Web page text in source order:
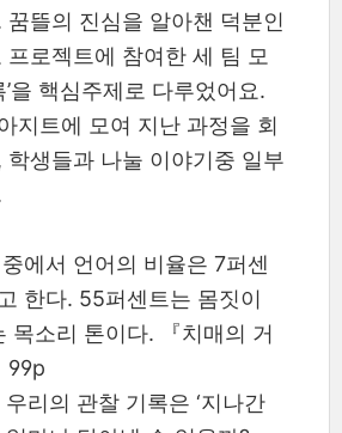
꿈뜰의 진심을 알아챈 덕분인
프로젝트에 참여한 세 팀 모
’을 핵심주제로 다루었어요.
지트에 모여 지난 과정을 회
학생들과 나눌 이야기중 일부
에서 언어의 비율은 7퍼센
한다. 55퍼센트는 몸짓이
목소리 톤이다. 『치매의 거
99p
리의 관찰 기록은 ‘지나간